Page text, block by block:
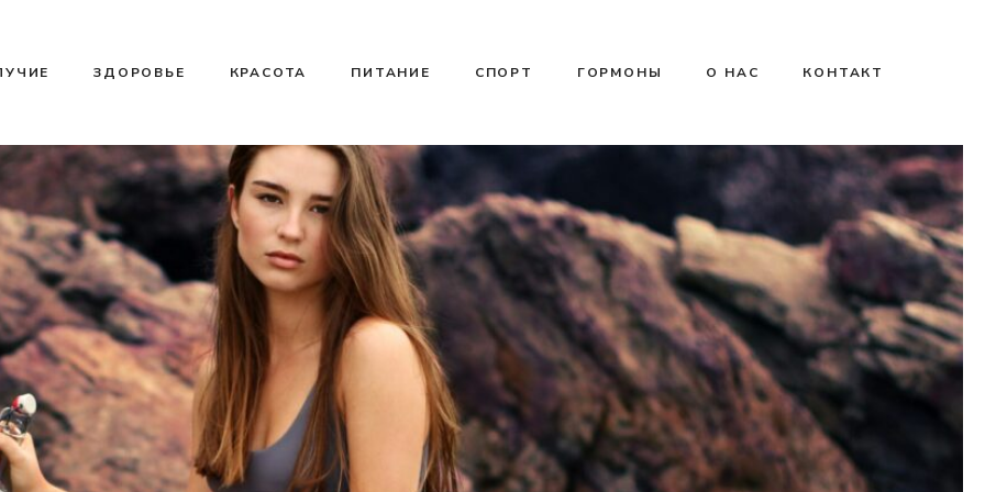
ЗДОРОВЬЕ КРАСОТА ПИТАНИЕ СПОРТ ГОРМОНЫ О НАС КОНТАКТ